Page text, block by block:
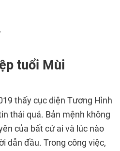
tuổi Mùi
thấy cục diện Tương Hình
thái quá. Bản mệnh không
của bất cứ ai và lúc nào
dẫn đầu. Trong công việc,